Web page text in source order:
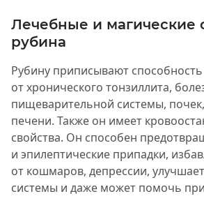
Лечебные и магические
рубина
Рубину приписывают
от хронического тонзиллита,
пищеварительной системы,
печени. Также он имеет
свойства. Он способен
и эпилептические припадки,
от кошмаров, депрессии,
системы и даже может помочь